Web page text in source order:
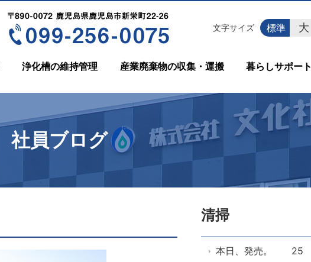
浄化槽の維持管理 産業廃棄物の収集・運搬 暮らしサポート
文字サイズ 標準 大
社員ブログ
清掃
本日、発売。 25